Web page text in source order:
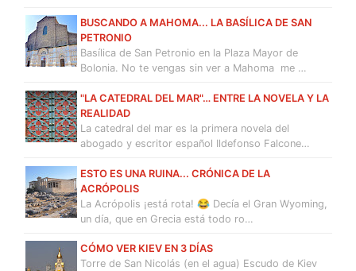
BUSCANDO A MAHOMA... LA BASÍLICA DE SAN
PETRONIO
Basílica de San Petronio en la Plaza Mayor de
Bolonia. No te vengas sin ver a Mahoma me …
"LA CATEDRAL DEL MAR"… ENTRE LA NOVELA Y LA
REALIDAD
La catedral del mar es la primera novela del
abogado y escritor español Ildefonso Falcone…
ESTO ES UNA RUINA... CRÓNICA DE LA
ACRÓPOLIS
La Acrópolis ¡está rota! 😂 Decía el Gran Wyoming,
un día, que en Grecia está todo ro…
CÓMO VER KIEV EN 3 DÍAS
Torre de San Nicolás (en el agua) Escudo de Kiev